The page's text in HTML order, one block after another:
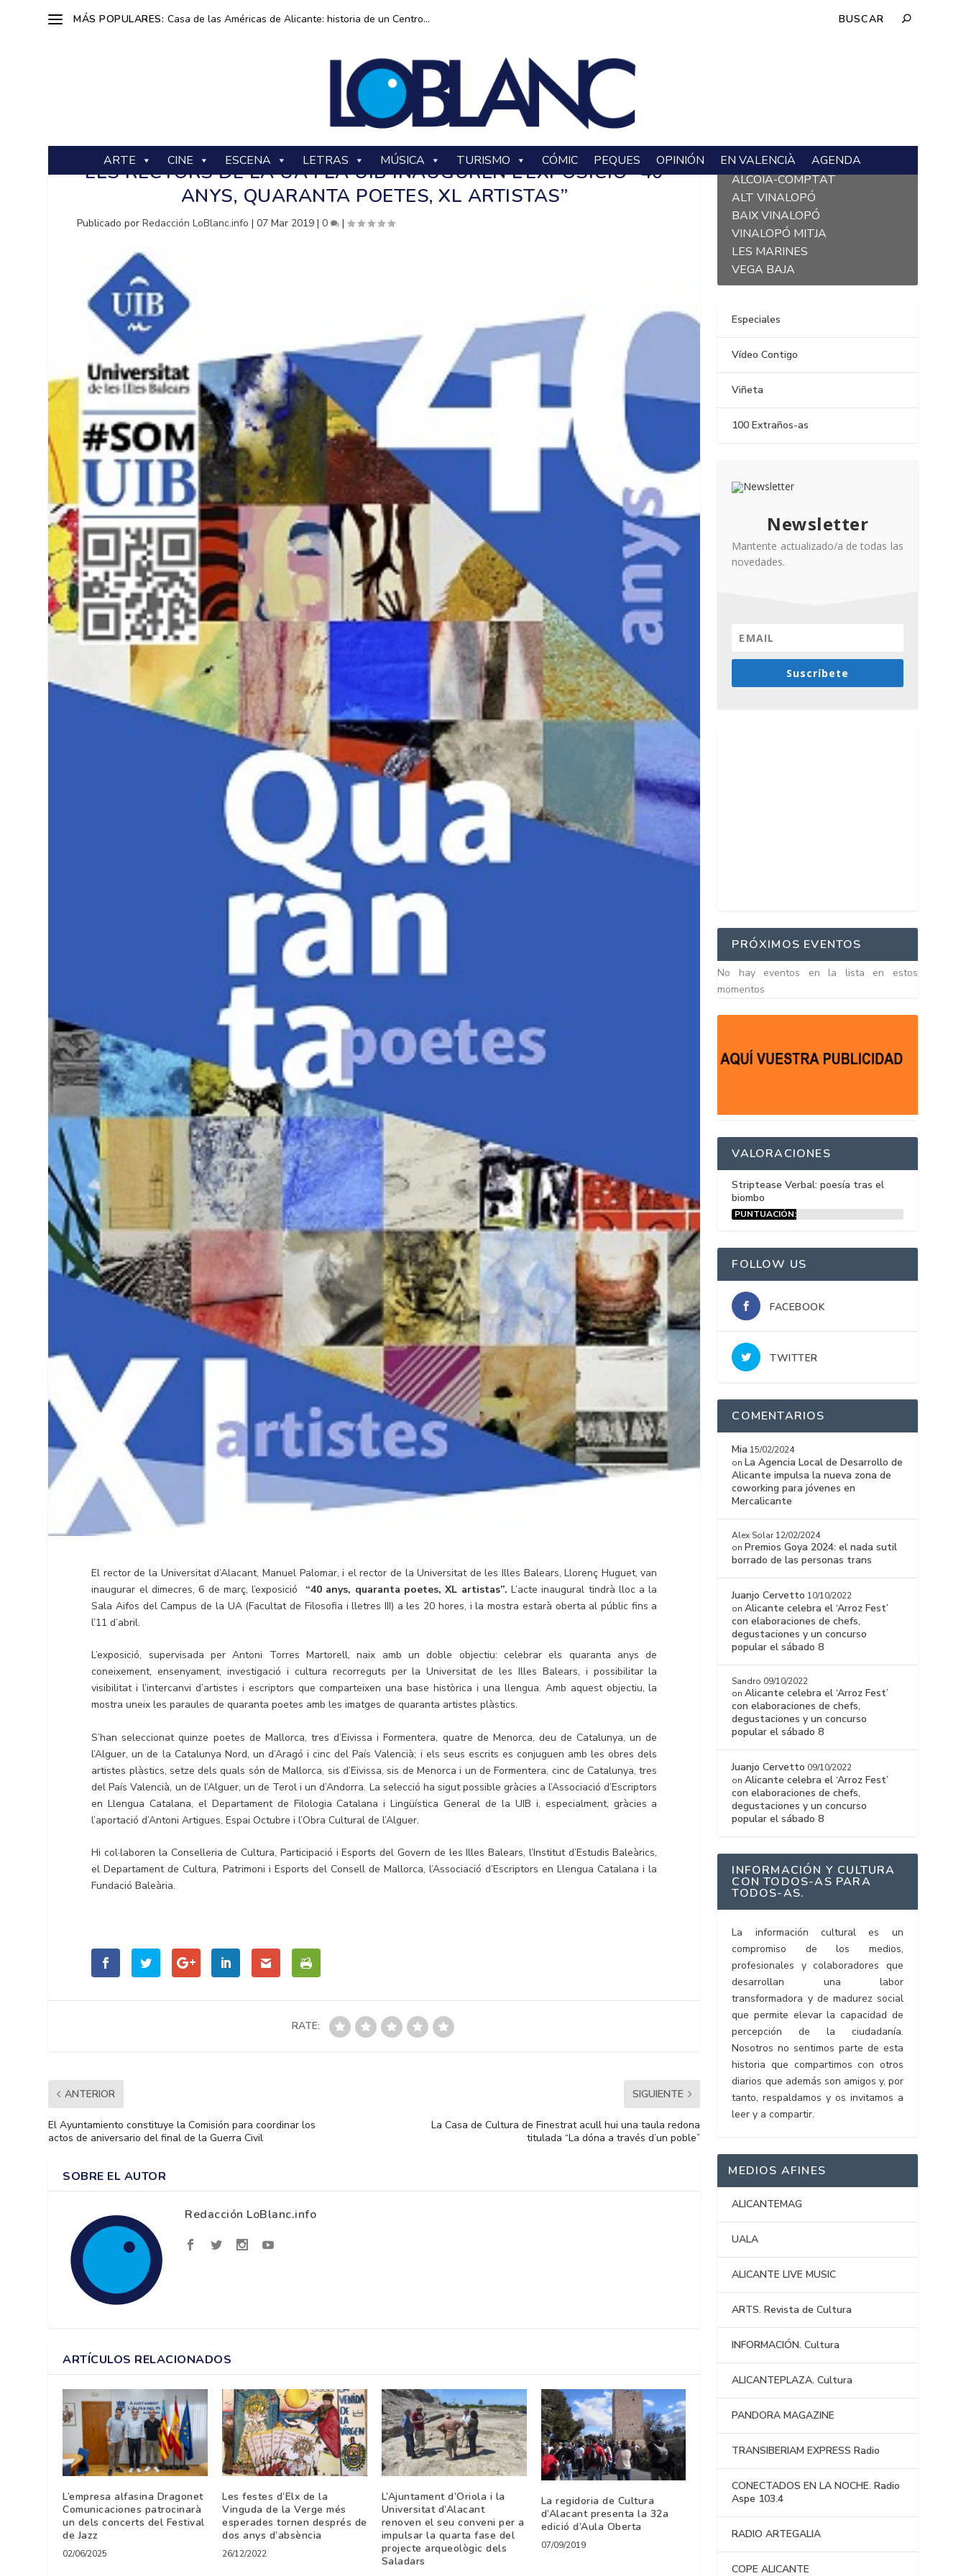
MÁS POPULARES: Casa de las Américas de Alicante: historia de un Centro...
ARTE CINE ESCENA LETRAS MÚSICA TURISMO CÓMIC PEQUES OPINIÓN EN VALENCIÀ AGENDA
ELS RECTORS DE LA UA I LA UIB INAUGUREN L’EXPOSICIÓ “40
ANYS, QUARANTA POETES, XL ARTISTAS”
Publicado porRedacción LoBlanc.info |07 Mar 2019 |0 |
El rector de la Universitat d’Alacant, Manuel Palomar, i el rector de la Universitat de les Illes Balears, Llorenç Huguet, van
inaugurar el dimecres, 6 de març, l’exposició “40 anys, quaranta poetes, XL artistas”. L’acte inaugural tindrà lloc a la
Sala Aifos del Campus de la UA (Facultat de Filosofia i lletres III) a les 20 hores, i la mostra estarà oberta al públic fins a
l’11 d’abril.
L’exposició, supervisada per Antoni Torres Martorell, naix amb un doble objectiu: celebrar els quaranta anys de
coneixement, ensenyament, investigació i cultura recorreguts per la Universitat de les Illes Balears, i possibilitar la
visibilitat i l’intercanvi d’artistes i escriptors que comparteixen una base històrica i una llengua. Amb aquest objectiu, la
mostra uneix les paraules de quaranta poetes amb les imatges de quaranta artistes plàstics.
S’han seleccionat quinze poetes de Mallorca, tres d’Eivissa i Formentera, quatre de Menorca, deu de Catalunya, un de
l’Alguer, un de la Catalunya Nord, un d’Aragó i cinc del País Valencià; i els seus escrits es conjuguen amb les obres dels
artistes plàstics, setze dels quals són de Mallorca, sis d’Eivissa, sis de Menorca i un de Formentera, cinc de Catalunya, tres
del País Valencià, un de l’Alguer, un de Terol i un d’Andorra. La selecció ha sigut possible gràcies a l’Associació d’Escriptors
en Llengua Catalana, el Departament de Filologia Catalana i Lingüística General de la UIB i, especialment, gràcies a
l’aportació d’Antoni Artigues, Espai Octubre i l’Obra Cultural de l’Alguer.
Hi col·laboren la Conselleria de Cultura, Participació i Esports del Govern de les Illes Balears, l’Institut d’Estudis Baleàrics,
el Departament de Cultura, Patrimoni i Esports del Consell de Mallorca, l’Associació d’Escriptors en Llengua Catalana i la
Fundació Baleària.
RATE:
ANTERIOR
El Ayuntamiento constituye la Comisión para coordinar los
actos de aniversario del final de la Guerra Civil
SIGUIENTE
La Casa de Cultura de Finestrat acull hui una taula redona
titulada “La dóna a través d’un poble”
SOBRE EL AUTOR
Redacción LoBlanc.info
ARTÍCULOS RELACIONADOS
L’empresa alfasina Dragonet
Comunicaciones patrocinarà
un dels concerts del Festival
de Jazz
02/06/2025
Les festes d’Elx de la
Vinguda de la Verge més
esperades tornen després de
dos anys d’absència
26/12/2022
L’Ajuntament d’Oriola i la
Universitat d’Alacant
renoven el seu conveni per a
impulsar la quarta fase del
projecte arqueològic dels
Saladars
La regidoria de Cultura
d’Alacant presenta la 32a
edició d’Aula Oberta
07/09/2019
L´ALACANTÍ
ALCOIÀ-COMPTAT
ALT VINALOPÓ
BAIX VINALOPÓ
VINALOPÓ MITJA
LES MARINES
VEGA BAJA
Especiales
Vídeo Contigo
Viñeta
100 Extraños-as
Newsletter
Mantente actualizado/a de todas las
novedades.
Suscríbete
PRÓXIMOS EVENTOS
No hay eventos en la lista en estos
momentos
VALORACIONES
Striptease Verbal: poesía tras el
biombo
PUNTUACIÓN:
FOLLOW US
FACEBOOK
TWITTER
COMENTARIOS
Mia 15/02/2024
on La Agencia Local de Desarrollo de
Alicante impulsa la nueva zona de
coworking para jóvenes en
Mercalicante
Alex Solar 12/02/2024
on Premios Goya 2024: el nada sutil
borrado de las personas trans
Juanjo Cervetto 10/10/2022
onAlicante celebra el ‘Arroz Fest’
con elaboraciones de chefs,
degustaciones y un concurso
popular el sábado 8
Sandro 09/10/2022
onAlicante celebra el ‘Arroz Fest’
con elaboraciones de chefs,
degustaciones y un concurso
popular el sábado 8
Juanjo Cervetto 09/10/2022
onAlicante celebra el ‘Arroz Fest’
con elaboraciones de chefs,
degustaciones y un concurso
popular el sábado 8
INFORMACIÓN Y CULTURA
CON TODOS-AS PARA
TODOS-AS.
La información cultural es un
compromiso de los medios,
profesionales y colaboradores que
desarrollan una labor
transformadora y de madurez social
que permite elevar la capacidad de
percepción de la ciudadanía.
Nosotros no sentimos parte de esta
historia que compartimos con otros
diarios que además son amigos y, por
tanto, respaldamos y os invitamos a
leer y a compartir.
MEDIOS AFINES
ALICANTEMAG
UALA
ALICANTE LIVE MUSIC
ARTS. Revista de Cultura
INFORMACIÓN. Cultura
ALICANTEPLAZA. Cultura
PANDORA MAGAZINE
TRANSIBERIAM EXPRESS Radio
CONECTADOS EN LA NOCHE. Radio
Aspe 103.4
RADIO ARTEGALIA
COPE ALICANTE